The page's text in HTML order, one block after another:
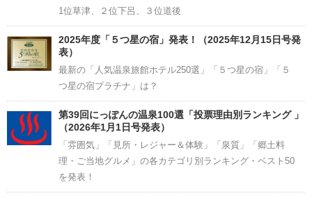
1位草津、２位下呂、３位道後
2025年度「５つ星の宿」発表！（2025年12月15日号発
表）
最新の「人気温泉旅館ホテル250選」「５つ星の宿」「５
つ星の宿プラチナ」は？
第39回にっぽんの温泉100選「投票理由別ランキング 」
（2026年1月1日号発表）
「雰囲気」「見所・レジャー＆体験」「泉質」「郷土料
理・ご当地グルメ」の各カテゴリ別ランキング・ベスト50
を発表！